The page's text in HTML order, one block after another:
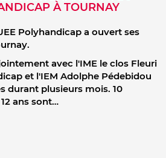
À TOURNAY
Polyhandicap a ouvert ses
avec l'IME le clos Fleuri
et l'IEM Adolphe Pédebidou
durant plusieurs mois. 10
ans sont…